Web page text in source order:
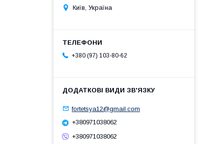
Київ, Україна
+380 (97) 103-80-62
fortetsya12@gmail.com
+380971038062
+380971038062